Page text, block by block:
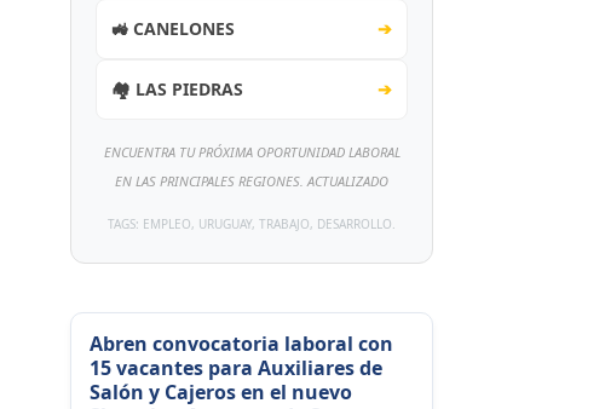
🚜 CANELONES ➔
🏘️ LAS PIEDRAS ➔
ENCUENTRA TU PRÓXIMA OPORTUNIDAD LABORAL
EN LAS PRINCIPALES REGIONES. ACTUALIZADO
TAGS: EMPLEO, URUGUAY, TRABAJO, DESARROLLO.
Abren convocatoria laboral con
15 vacantes para Auxiliares de
Salón y Cajeros en el nuevo